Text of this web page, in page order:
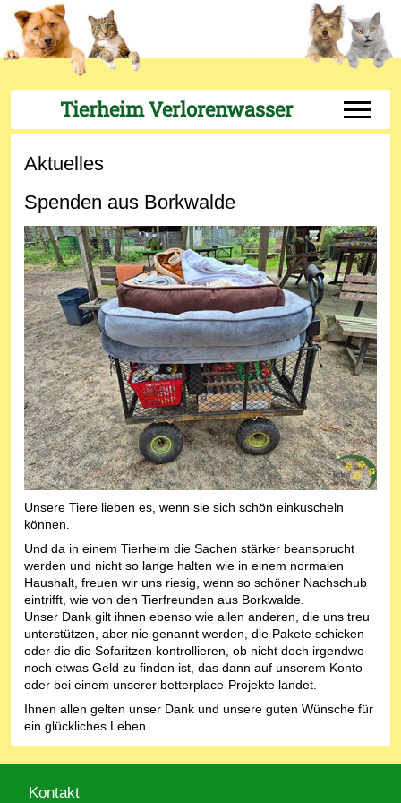
Tierheim Verlorenwasser Off-
Aktuelles
Spenden aus Borkwalde
Unsere Tiere lieben es, wenn sie sich schön einkuscheln
können.
Und da in einem Tierheim die Sachen stärker beansprucht
werden und nicht so lange halten wie in einem normalen
Haushalt, freuen wir uns riesig, wenn so schöner Nachschub
eintrifft, wie von den Tierfreunden aus Borkwalde.
Unser Dank gilt ihnen ebenso wie allen anderen, die uns treu
unterstützen, aber nie genannt werden, die Pakete schicken
oder die die Sofaritzen kontrollieren, ob nicht doch irgendwo
noch etwas Geld zu finden ist, das dann auf unserem Konto
oder bei einem unserer betterplace-Projekte landet.
Ihnen allen gelten unser Dank und unsere guten Wünsche für
ein glückliches Leben.
Kontakt